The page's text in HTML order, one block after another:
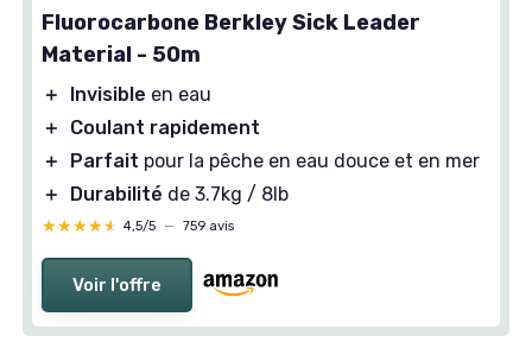
Fluorocarbone Berkley Sick Leader
Material - 50m
＋ Invisible en eau
＋
Coulant rapidement
＋
Parfait pour la pêche en eau douce et en mer
＋
Durabilité de 3.7kg / 8lb
★★★★★
★★★★★ 4,5/5 — 759 avis
Voir l'offre